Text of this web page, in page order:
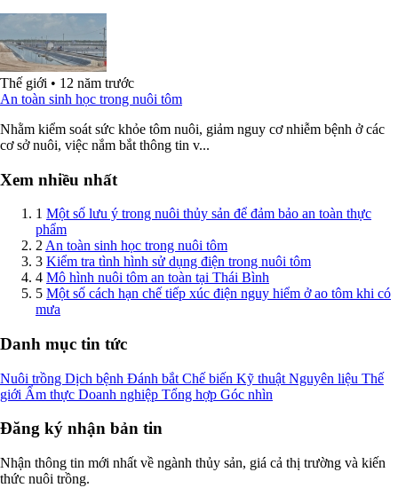
Thế giới • 12 năm trước
An toàn sinh học trong nuôi tôm
Nhằm kiểm soát sức khỏe tôm nuôi, giảm nguy cơ nhiễm bệnh ở các
cơ sở nuôi, việc nắm bắt thông tin v...
Xem nhiều nhất
1 Một số lưu ý trong nuôi thủy sản để đảm bảo an toàn thực
phẩm
2 An toàn sinh học trong nuôi tôm
3 Kiểm tra tình hình sử dụng điện trong nuôi tôm
4 Mô hình nuôi tôm an toàn tại Thái Bình
5 Một số cách hạn chế tiếp xúc điện nguy hiểm ở ao tôm khi có
mưa
Danh mục tin tức
Nuôi trồng Dịch bệnh Đánh bắt Chế biến Kỹ thuật Nguyên liệu Thế
giới Ẩm thực Doanh nghiệp Tổng hợp Góc nhìn
Đăng ký nhận bản tin
Nhận thông tin mới nhất về ngành thủy sản, giá cả thị trường và kiến
thức nuôi trồng.